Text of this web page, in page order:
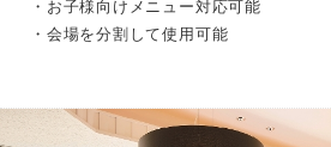
・お子様向けメニュー対応可能
・会場を分割して使用可能